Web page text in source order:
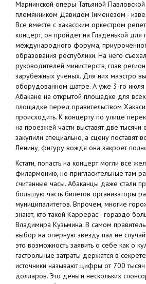
Мариинской оперы Татьяной
племянником Давидом Гименезом -
Все вместе с хакасским оркестром
концерт, он пройдет на Гладенькой для
международного форума,
образования республики. На него
руководителей министерств, глав
зарубежных ученых. Для них маэстро
оборудованном шатре. А уже 3-го июля
Абакане на открытой площадке для
площадке перед правительством
происходить. К концерту по улице
на проезжей части выставят две тысячи
закупили специально, а сцену поставят
Ленину, фигуру вождя она закроет
Кстати, попасть на концерт могли все
филармонию, но пригласительные там
считанные часы. Абаканцы даже стали
большую часть билетов организаторы
муниципалитетов. Впрочем, многие
знают, кто такой Каррерас - гораздо
Владимира Кузьмина. В самом
выбор на оперную звезду пал не
это возможность заявить о себе как о
гастрольные затраты держатся в
источники называют цифры от 700
долларов. Это деньги нескольких